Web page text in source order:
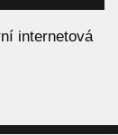
internetová